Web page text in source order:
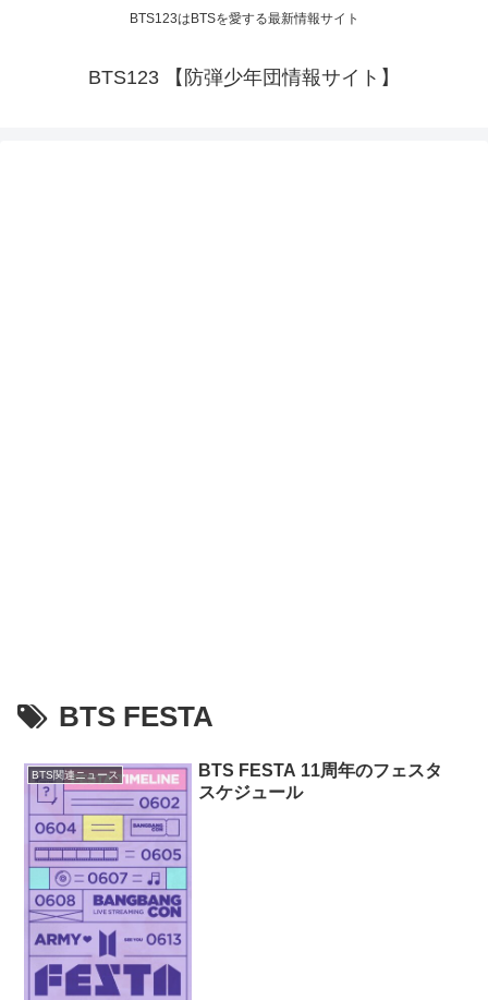
BTS123はBTSを愛する最新情報サイト
BTS123 【防弾少年団情報サイト】
BTS FESTA
BTS関連ニュース
BTS FESTA 11周年のフェスタ
スケジュール